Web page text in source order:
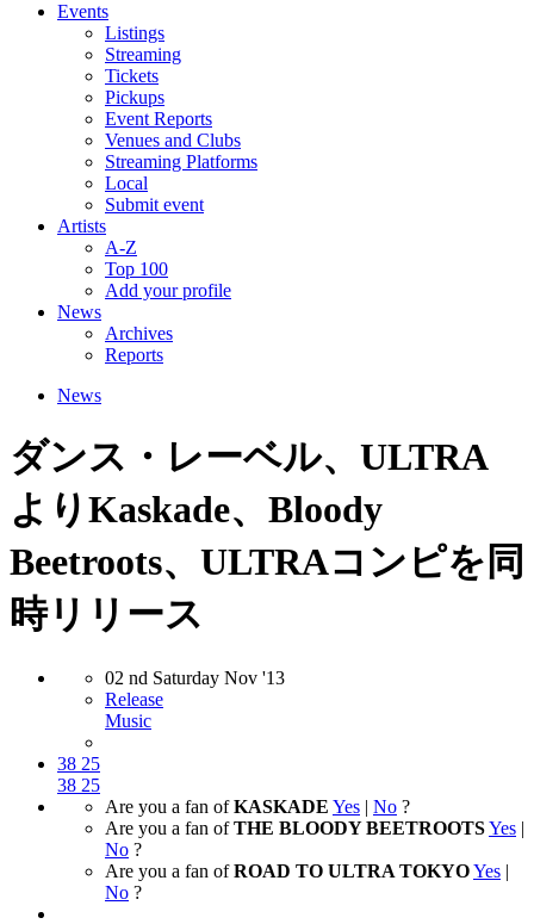
Events
Listings
Streaming
Tickets
Pickups
Event Reports
Venues and Clubs
Streaming Platforms
Local
Submit event
Artists
A-Z
Top 100
Add your profile
News
Archives
Reports
News
ダンス・レーベル、ULTRA
よりKaskade、Bloody
Beetroots、ULTRAコンピを同
時リリース
02 nd Saturday Nov '13
Release
Music
38 25
38 25
Are you a fan ofKASKADE Yes | No ?
Are you a fan ofTHE BLOODY BEETROOTSYes |
No ?
Are you a fan ofROAD TO ULTRA TOKYOYes |
No ?